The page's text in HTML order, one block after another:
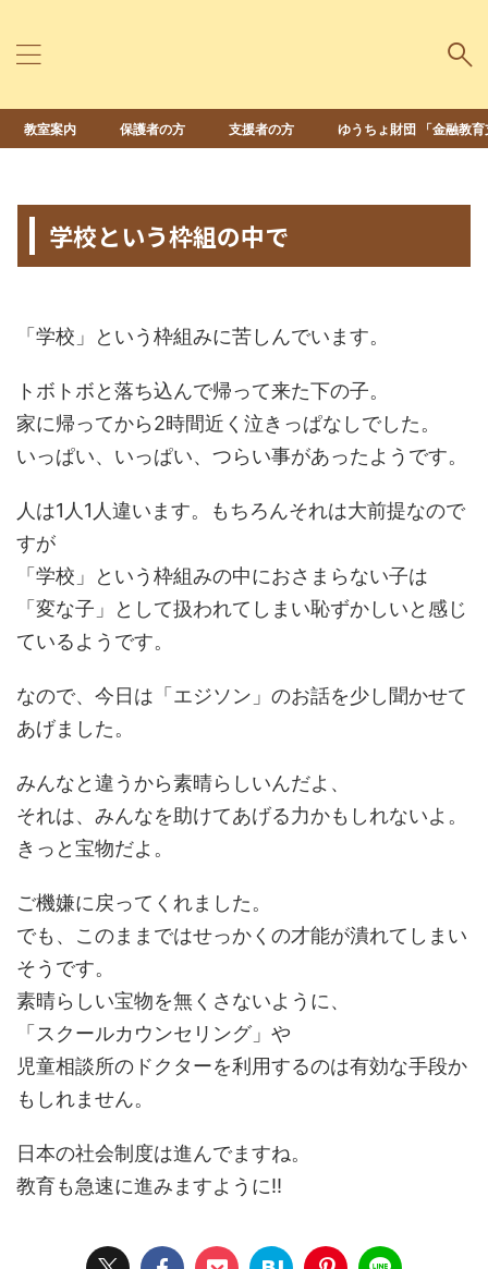
教室案内 保護者の方 支援者の方 ゆうちょ財団 「金融教
学校という枠組の中で
「学校」という枠組みに苦しんでいます。
トボトボと落ち込んで帰って来た下の子。
家に帰ってから2時間近く泣きっぱなしでした。
いっぱい、いっぱい、つらい事があったようです。
人は1人1人違います。もちろんそれは大前提なので
すが
「学校」という枠組みの中におさまらない子は
「変な子」として扱われてしまい恥ずかしいと感じ
ているようです。
なので、今日は「エジソン」のお話を少し聞かせて
あげました。
みんなと違うから素晴らしいんだよ、
それは、みんなを助けてあげる力かもしれないよ。
きっと宝物だよ。
ご機嫌に戻ってくれました。
でも、このままではせっかくの才能が潰れてしまい
そうです。
素晴らしい宝物を無くさないように、
「スクールカウンセリング」や
児童相談所のドクターを利用するのは有効な手段か
もしれません。
日本の社会制度は進んでますね。
教育も急速に進みますように!!